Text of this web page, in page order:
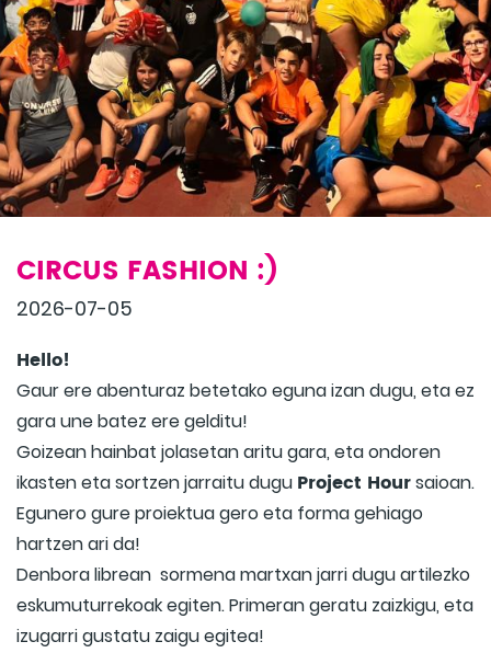
CIRCUS FASHION :)
2026-07-05
Hello!
Gaur ere abenturaz betetako eguna izan dugu, eta ez
gara une batez ere gelditu!
Goizean hainbat jolasetan aritu gara, eta ondoren
ikasten eta sortzen jarraitu dugu Project Hoursaioan.
Egunero gure proiektua gero eta forma gehiago
hartzen ari da!
Denbora librean sormena martxan jarri dugu artilezko
eskumuturrekoak egiten. Primeran geratu zaizkigu, eta
izugarri gustatu zaigu egitea!